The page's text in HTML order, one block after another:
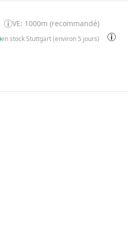
VE: 1000m (recommandé)
en stock Stuttgart (environ 5 jours)